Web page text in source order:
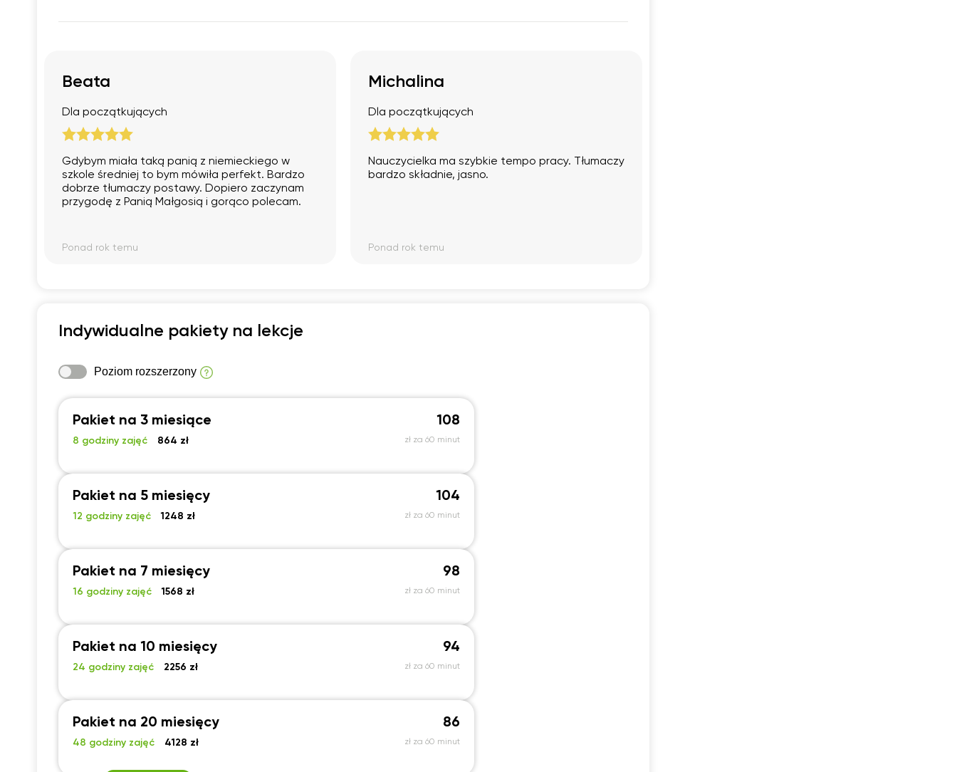
Beata
Dla początkujących
Gdybym miała taką panią z niemieckiego w
szkole średniej to bym mówiła perfekt. Bardzo
dobrze tłumaczy postawy. Dopiero zaczynam
przygodę z Panią Małgosią i gorąco polecam.
Ponad rok temu
Michalina
Dla początkujących
Nauczycielka ma szybkie tempo pracy. Tłumaczy
bardzo składnie, jasno.
Ponad rok temu
Indywidualne pakiety na lekcje
Poziom rozszerzony
Pakiet na 3 miesiące
8 godziny zajęć 864 zł
108
zł za 60 minut
Pakiet na 5 miesięcy
12 godziny zajęć 1248 zł
104
zł za 60 minut
Pakiet na 7 miesięcy
16 godziny zajęć 1568 zł
98
zł za 60 minut
Pakiet na 10 miesięcy
24 godziny zajęć 2256 zł
94
zł za 60 minut
Pakiet na 20 miesięcy
48 godziny zajęć 4128 zł
86
zł za 60 minut